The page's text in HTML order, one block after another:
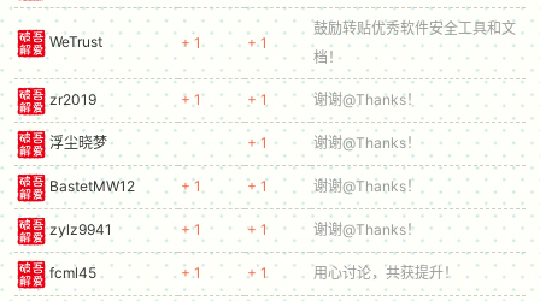
WeTrust + 1 + 1
鼓励转贴优秀软件安全工具和文
档！
zr2019 + 1 + 1 谢谢@Thanks！
浮尘晓梦 + 1 谢谢@Thanks！
BastetMW12 + 1 + 1 谢谢@Thanks！
zylz9941 + 1 + 1 谢谢@Thanks！
fcml45 + 1 + 1 用心讨论，共获提升！